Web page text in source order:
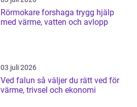
Rörmokare forshaga trygg hjälp
med värme, vatten och avlopp
03 juli 2026
Ved falun så väljer du rätt ved för
värme, trivsel och ekonomi